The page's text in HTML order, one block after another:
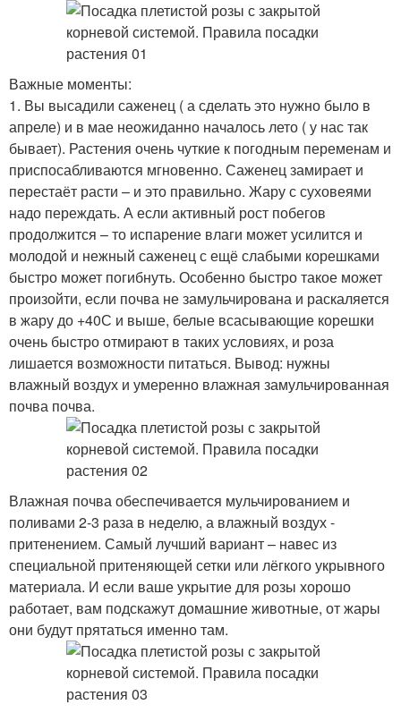
Важные моменты:
1. Вы высадили саженец ( а сделать это нужно было в
апреле) и в мае неожиданно началось лето ( у нас так
бывает). Растения очень чуткие к погодным переменам и
приспосабливаются мгновенно. Саженец замирает и
перестаёт расти – и это правильно. Жару с суховеями
надо переждать. А если активный рост побегов
продолжится – то испарение влаги может усилится и
молодой и нежный саженец с ещё слабыми корешками
быстро может погибнуть. Особенно быстро такое может
произойти, если почва не замульчирована и раскаляется
в жару до +40С и выше, белые всасывающие корешки
очень быстро отмирают в таких условиях, и роза
лишается возможности питаться. Вывод: нужны
влажный воздух и умеренно влажная замульчированная
почва почва.
Влажная почва обеспечивается мульчированием и
поливами 2-3 раза в неделю, а влажный воздух -
притенением. Самый лучший вариант – навес из
специальной притеняющей сетки или лёгкого укрывного
материала. И если ваше укрытие для розы хорошо
работает, вам подскажут домашние животные, от жары
они будут прятаться именно там.